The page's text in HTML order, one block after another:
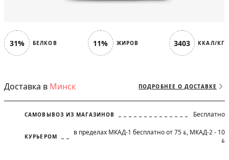
31% БЕЛКОВ 11% ЖИРОВ 3403 ККАЛ/КГ
Доставка в Минск ПОДРОБНЕЕ О ДОСТАВКЕ
САМОВЫВОЗ ИЗ МАГАЗИНОВ Бесплатно
КУРЬЕРОМ в пределах МКАД-1 бесплатно от 75 BYN, МКАД-2 - 10
BYN